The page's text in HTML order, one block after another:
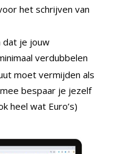
het schrijven van
dat je jouw
verdubbelen
moet vermijden als
bespaar je jezelf
heel wat Euro’s)